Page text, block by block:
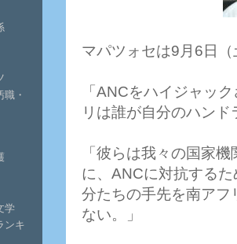
マパツォセは9月6日
「ANCをハイジャッ
リは誰が自分のハン
「彼らは我々の国家
に、ANCに対抗する
分たちの手先を南ア
ない。」
・
学
ンキ